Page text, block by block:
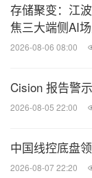
各位嘉宾，工
层操作系统"
也许不像消
大的方式，孕
命。
让我们一起投
充满无限想象
存储聚变：江
焦三大端侧AI
2026-08-06 08:00
Cision 报告警
2026-08-05 22:00
中国线控底盘
2026-08-07 22:20